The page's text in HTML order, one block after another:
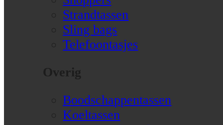
Strandtassen
Sling bags
Telefoontasjes
Overig
Boodschappentassen
Koeltassen